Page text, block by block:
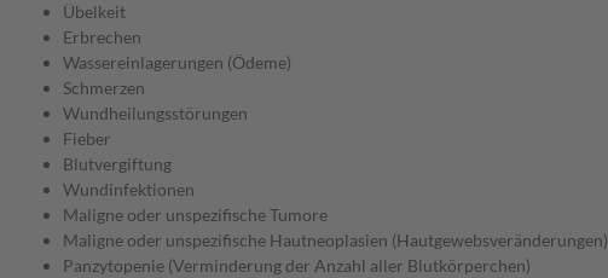
Übelkeit
Erbrechen
Wassereinlagerungen (Ödeme)
Schmerzen
Wundheilungsstörungen
Fieber
Blutvergiftung
Wundinfektionen
Maligne oder unspezifische Tumore
Maligne oder unspezifische Hautneoplasien (Hautgewebsveränderungen)
Panzytopenie (Verminderung der Anzahl aller Blutkörperchen)